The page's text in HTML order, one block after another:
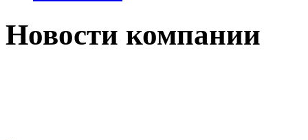
Новости компании